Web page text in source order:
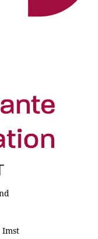
Imst